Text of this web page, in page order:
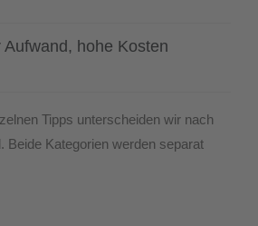
Aufwand, hohe Kosten
Tipps unterscheiden wir nach
Beide Kategorien werden separat